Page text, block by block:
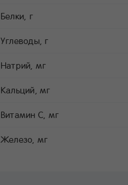
Белки, г
Углеводы, г
Натрий, мг
Кальций, мг
Витамин C, мг
Железо, мг